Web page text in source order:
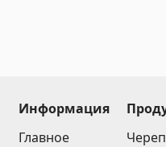
Гипсокартон KNAUF
Информация
Главное